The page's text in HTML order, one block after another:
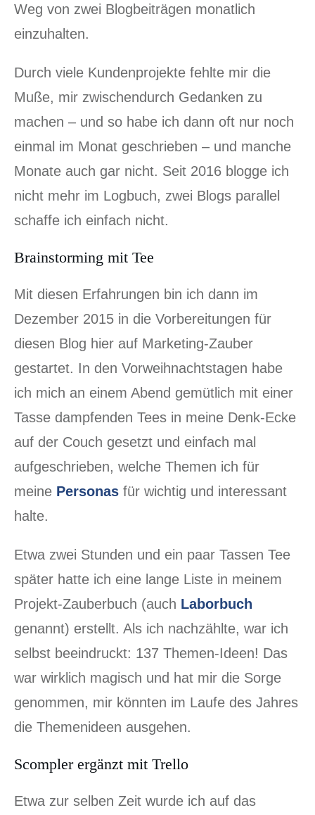
Weg von zwei Blogbeiträgen monatlich
einzuhalten.
Durch viele Kundenprojekte fehlte mir die
Muße, mir zwischendurch Gedanken zu
machen – und so habe ich dann oft nur noch
einmal im Monat geschrieben – und manche
Monate auch gar nicht. Seit 2016 blogge ich
nicht mehr im Logbuch, zwei Blogs parallel
schaffe ich einfach nicht.
Brainstorming mit Tee
Mit diesen Erfahrungen bin ich dann im
Dezember 2015 in die Vorbereitungen für
diesen Blog hier auf Marketing-Zauber
gestartet. In den Vorweihnachtstagen habe
ich mich an einem Abend gemütlich mit einer
Tasse dampfenden Tees in meine Denk-Ecke
auf der Couch gesetzt und einfach mal
aufgeschrieben, welche Themen ich für
meine Personas für wichtig und interessant
halte.
Etwa zwei Stunden und ein paar Tassen Tee
später hatte ich eine lange Liste in meinem
Projekt-Zauberbuch (auch Laborbuch
genannt) erstellt. Als ich nachzählte, war ich
selbst beeindruckt: 137 Themen-Ideen! Das
war wirklich magisch und hat mir die Sorge
genommen, mir könnten im Laufe des Jahres
die Themenideen ausgehen.
Scompler ergänzt mit Trello
Etwa zur selben Zeit wurde ich auf das